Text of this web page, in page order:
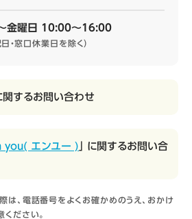
金曜日 10:00～16:00
日・窓口休業日を除く）
に関するお問い合わせ
you( エンユー ) 」 に関するお問い合
は、電話番号をよくお確かめのうえ、おかけ
ださい。